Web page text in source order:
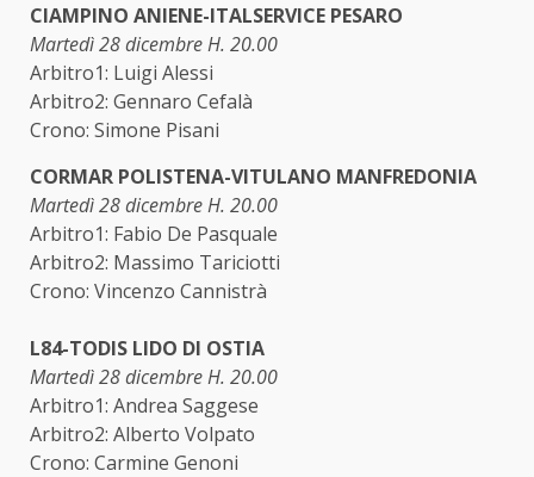
CIAMPINO ANIENE-ITALSERVICE PESARO
Martedì 28 dicembre H. 20.00
Arbitro1: Luigi Alessi
Arbitro2: Gennaro Cefalà
Crono: Simone Pisani
CORMAR POLISTENA-VITULANO MANFREDONIA
Martedì 28 dicembre H. 20.00
Arbitro1: Fabio De Pasquale
Arbitro2: Massimo Tariciotti
Crono: Vincenzo Cannistrà
L84-TODIS LIDO DI OSTIA
Martedì 28 dicembre H. 20.00
Arbitro1: Andrea Saggese
Arbitro2: Alberto Volpato
Crono: Carmine Genoni